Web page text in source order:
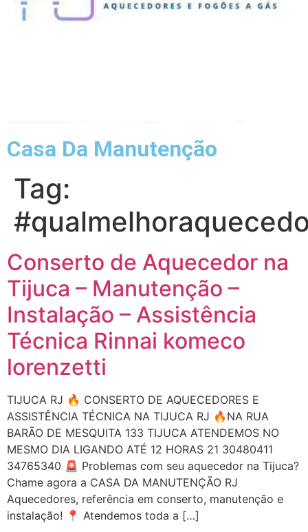
Casa Da Manutenção
Tag:
Conserto de Aquecedor na
Tijuca – Manutenção –
Instalação – Assistência
Técnica Rinnai komeco
lorenzetti
TIJUCA RJ 🔥 CONSERTO DE AQUECEDORES E
ASSISTÊNCIA TÉCNICA NA TIJUCA RJ 🔥NA RUA
BARÃO DE MESQUITA 133 TIJUCA ATENDEMOS NO
MESMO DIA LIGANDO ATÉ 12 HORAS 21 30480411
34765340 🚨 Problemas com seu aquecedor na Tijuca?
Chame agora a CASA DA MANUTENÇÃO RJ
Aquecedores, referência em conserto, manutenção e
instalação! 📍 Atendemos toda a […]